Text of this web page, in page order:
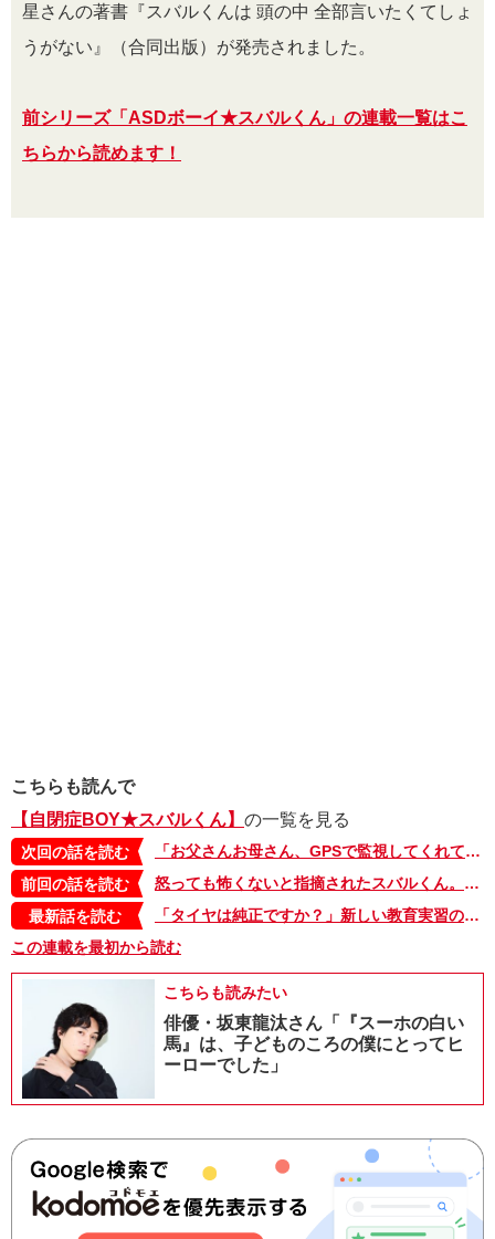
星さんの著書『スバルくんは 頭の中 全部言いたくてしょ
うがない』（合同出版）が発売されました。
前シリーズ「ASDボーイ★スバルくん」の連載一覧はこ
ちらから読めます！
こちらも読んで
【自閉症BOY★スバルくん】 の一覧を見る
次回の話を読む
「お父さんお母さん、GPSで監視してくれてありがとう」!? 参観イベントで保護者への感謝を考えたスバルくんは…【自閉症BOY★スバルくん・141】
前回の話を読む
怒っても怖くないと指摘されたスバルくん。動物の動画を参考にした怒りの表現は…【自閉症BOY★スバルくん・139】
最新話を読む
「タイヤは純正ですか？」新しい教育実習の先生に、ユニークな質問で攻めるスバルくんと仲間たち【自閉症BOY★スバルくん・143】
この連載を最初から読む
こちらも読みたい
俳優・坂東龍汰さん「『スーホの白い
馬』は、子どものころの僕にとってヒ
ーローでした」